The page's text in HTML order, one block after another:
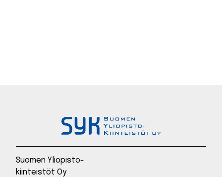
Suomen Yliopisto-
kiinteistöt Oy